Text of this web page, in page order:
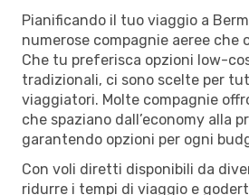
Pianificando il tuo viaggio a
numerose compagnie aeree che
Che tu preferisca opzioni low-
tradizionali, ci sono scelte per
viaggiatori. Molte compagnie
che spaziano dall’economy alla
garantendo opzioni per ogni
Con voli diretti disponibili da
ridurre i tempi di viaggio e